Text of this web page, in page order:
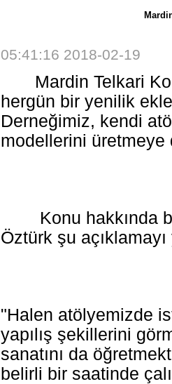
05:41:16 2018-02-19
Mardin Telkari
hergün bir yenilik
Derneğimiz, kendi
modellerini üretmeye
Konu hakkında bir
Öztürk şu açıklamayı
"Halen atölyemizde
yapılış şekillerini
sanatını da
belirli bir saatinde